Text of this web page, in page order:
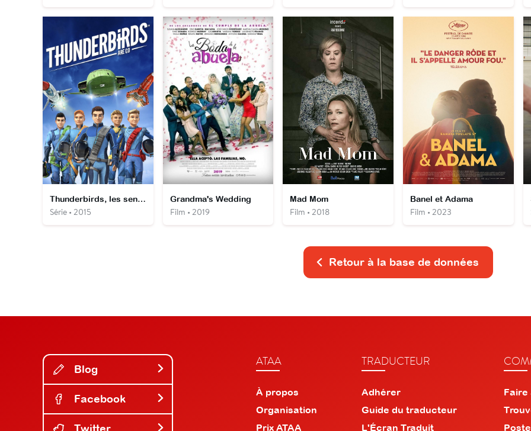
Thunderbirds, les sentinelles de l'air
Série • 2015
Grandma's Wedding
Film • 2019
Mad Mom
Film • 2018
Banel et Adama
Film • 2023
Retour à la base de données
Blog
Facebook
Twitter
ATAA
À propos
Organisation
Prix ATAA
TRADUCTEUR
Adhérer
Guide du traducteur
L'Écran Traduit